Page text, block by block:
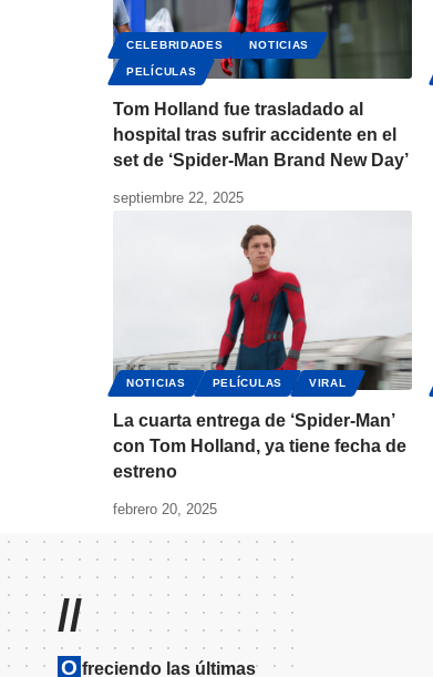
CELEBRIDADES NOTICIAS
PELÍCULAS
Tom Holland fue trasladado al
hospital tras sufrir accidente en el
set de ‘Spider-Man Brand New Day’
septiembre 22, 2025
NOTICIAS PELÍCULAS VIRAL
La cuarta entrega de ‘Spider-Man’
con Tom Holland, ya tiene fecha de
estreno
febrero 20, 2025
//
O freciendo las últimas